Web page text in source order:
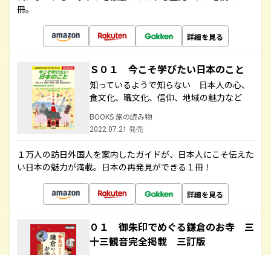
冊。
詳細を見る
Ｓ０１ 今こそ学びたい日本のこと
知っているようで知らない 日本人の心、
食文化、職文化、信仰、地域の魅力など
BOOKS 旅の読み物
2022.07.21 発売
１万人の訪日外国人を案内したガイドが、日本人にこそ伝えた
い日本の魅力が満載。日本の再発見ができる１冊！
詳細を見る
０１ 御朱印でめぐる鎌倉のお寺 三
十三観音完全掲載 三訂版